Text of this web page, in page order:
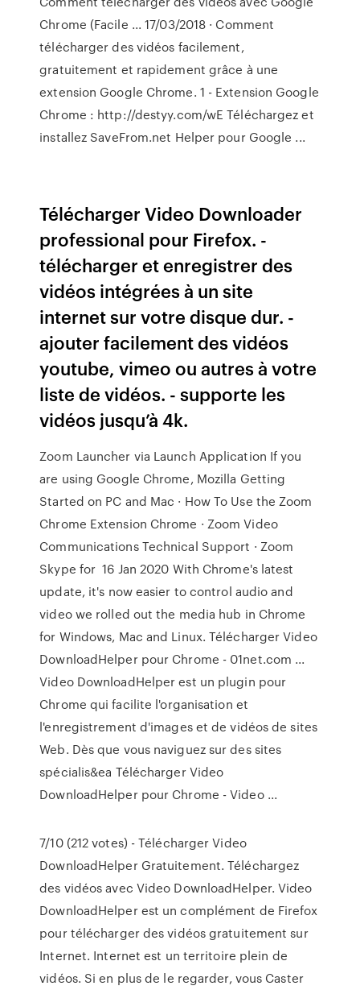
Chrome (Facile ... 17/03/2018 · Comment
télécharger des vidéos facilement,
gratuitement et rapidement grâce à une
extension Google Chrome. 1 - Extension Google
Chrome : http://destyy.com/wE Téléchargez et
installez SaveFrom.net Helper pour Google ...
Télécharger Video Downloader
professional pour Firefox. -
télécharger et enregistrer des
vidéos intégrées à un site
internet sur votre disque dur. -
ajouter facilement des vidéos
youtube, vimeo ou autres à votre
liste de vidéos. - supporte les
vidéos jusqu’à 4k.
Zoom Launcher via Launch Application If you
are using Google Chrome, Mozilla Getting
Started on PC and Mac · How To Use the Zoom
Chrome Extension Chrome · Zoom Video
Communications Technical Support · Zoom
Skype for 16 Jan 2020 With Chrome's latest
update, it's now easier to control audio and
video we rolled out the media hub in Chrome
for Windows, Mac and Linux. Télécharger Video
DownloadHelper pour Chrome - 01net.com ...
Video DownloadHelper est un plugin pour
Chrome qui facilite l'organisation et
l'enregistrement d'images et de vidéos de sites
Web. Dès que vous naviguez sur des sites
spécialis&ea Télécharger Video
DownloadHelper pour Chrome - Video ...
7/10 (212 votes) - Télécharger Video
DownloadHelper Gratuitement. Téléchargez
des vidéos avec Video DownloadHelper. Video
DownloadHelper est un complément de Firefox
pour télécharger des vidéos gratuitement sur
Internet. Internet est un territoire plein de
vidéos. Si en plus de le regarder, vous Caster